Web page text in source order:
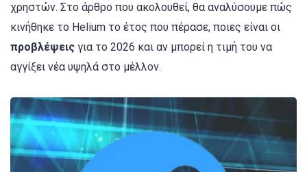
χρηστών. Στο άρθρο που ακολουθεί, θα αναλύσουμε πώς
κινήθηκε το Helium το έτος που πέρασε, ποιες είναι οι
προβλέψεις για το 2026 και αν μπορεί η τιμή του να
αγγίξει νέα υψηλά στο μέλλον.